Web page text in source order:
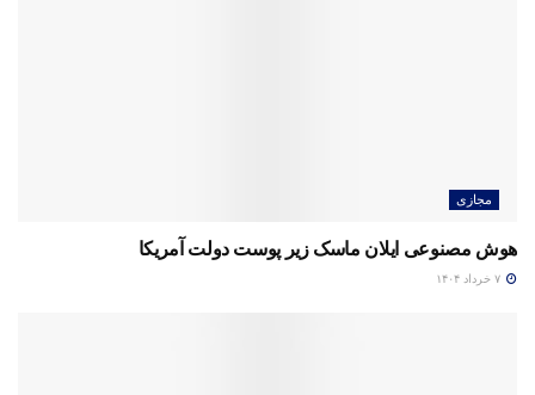
مجازی
هوش مصنوعی ایلان ماسک زیر پوست دولت آمریکا